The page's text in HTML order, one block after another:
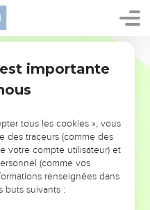
!
VOUS ÉVITER LES
?
importante
tous les cookies », vous
des traceurs (comme des
votre compte utilisateur) et
(comme vos
renseignées dans
buts suivants :